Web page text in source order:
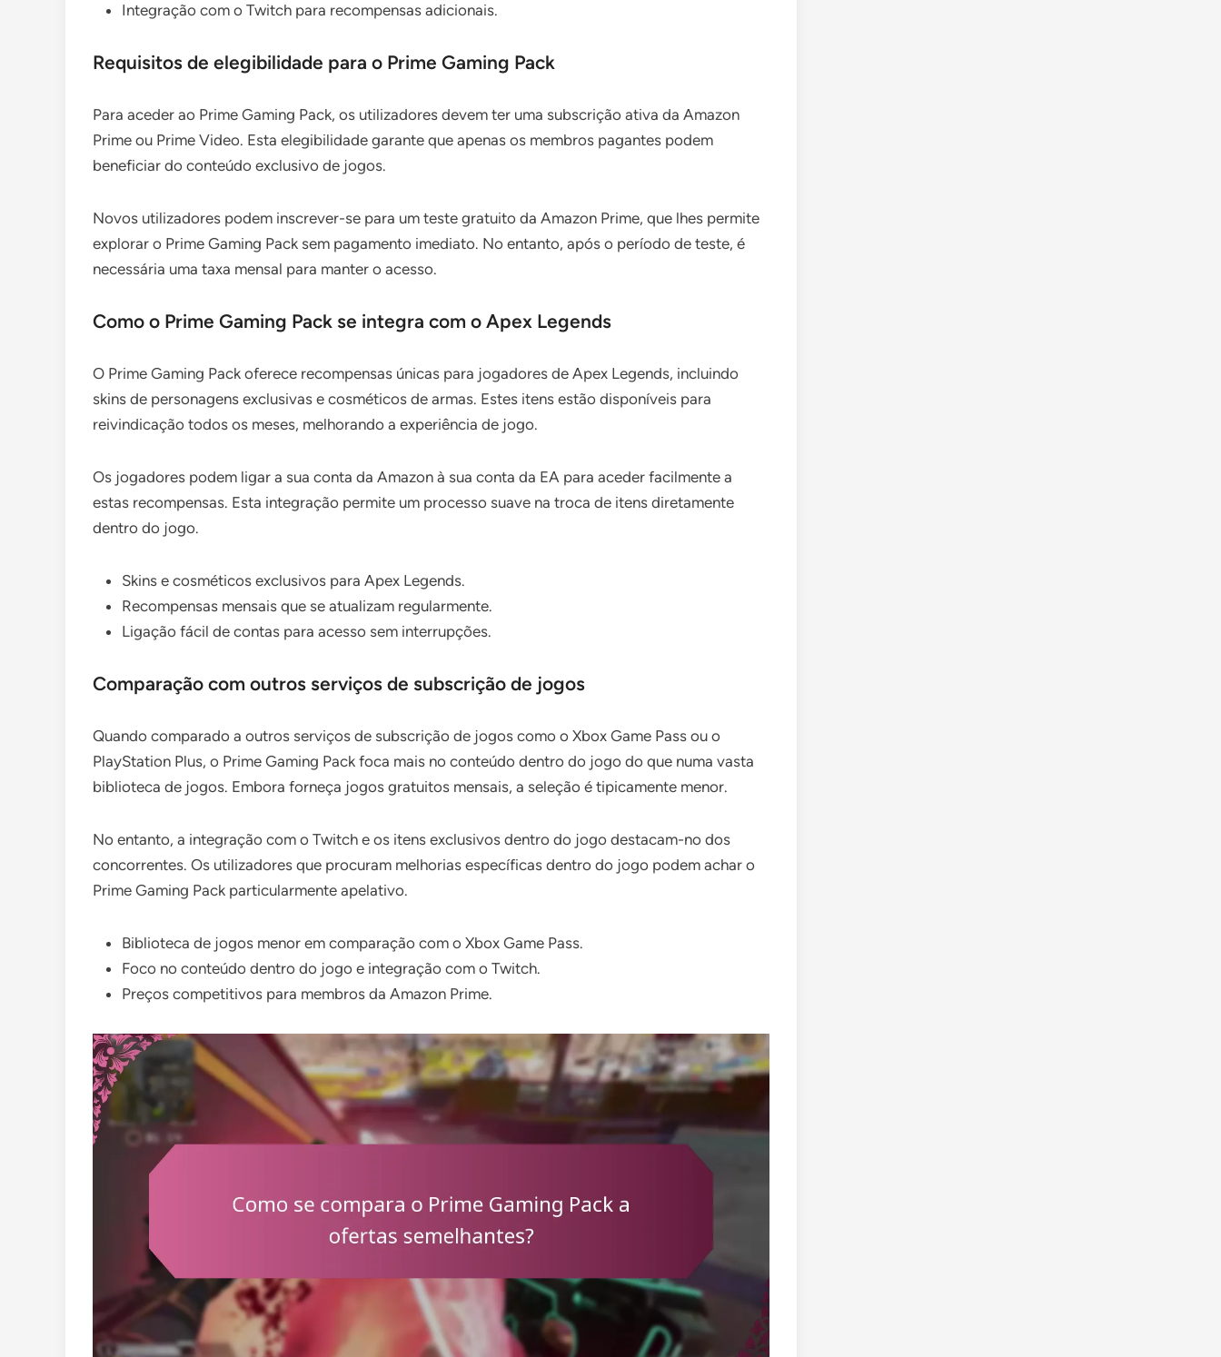
Integração com o Twitch para recompensas adicionais.
Requisitos de elegibilidade para o Prime Gaming Pack
Para aceder ao Prime Gaming Pack, os utilizadores devem ter uma subscrição ativa da Amazon
Prime ou Prime Video. Esta elegibilidade garante que apenas os membros pagantes podem
beneficiar do conteúdo exclusivo de jogos.
Novos utilizadores podem inscrever-se para um teste gratuito da Amazon Prime, que lhes permite
explorar o Prime Gaming Pack sem pagamento imediato. No entanto, após o período de teste, é
necessária uma taxa mensal para manter o acesso.
Como o Prime Gaming Pack se integra com o Apex Legends
O Prime Gaming Pack oferece recompensas únicas para jogadores de Apex Legends, incluindo
skins de personagens exclusivas e cosméticos de armas. Estes itens estão disponíveis para
reivindicação todos os meses, melhorando a experiência de jogo.
Os jogadores podem ligar a sua conta da Amazon à sua conta da EA para aceder facilmente a
estas recompensas. Esta integração permite um processo suave na troca de itens diretamente
dentro do jogo.
Skins e cosméticos exclusivos para Apex Legends.
Recompensas mensais que se atualizam regularmente.
Ligação fácil de contas para acesso sem interrupções.
Comparação com outros serviços de subscrição de jogos
Quando comparado a outros serviços de subscrição de jogos como o Xbox Game Pass ou o
PlayStation Plus, o Prime Gaming Pack foca mais no conteúdo dentro do jogo do que numa vasta
biblioteca de jogos. Embora forneça jogos gratuitos mensais, a seleção é tipicamente menor.
No entanto, a integração com o Twitch e os itens exclusivos dentro do jogo destacam-no dos
concorrentes. Os utilizadores que procuram melhorias específicas dentro do jogo podem achar o
Prime Gaming Pack particularmente apelativo.
Biblioteca de jogos menor em comparação com o Xbox Game Pass.
Foco no conteúdo dentro do jogo e integração com o Twitch.
Preços competitivos para membros da Amazon Prime.